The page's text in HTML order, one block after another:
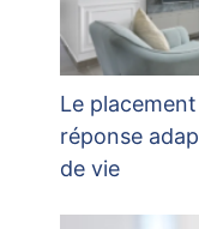
Le
réponse
de vie